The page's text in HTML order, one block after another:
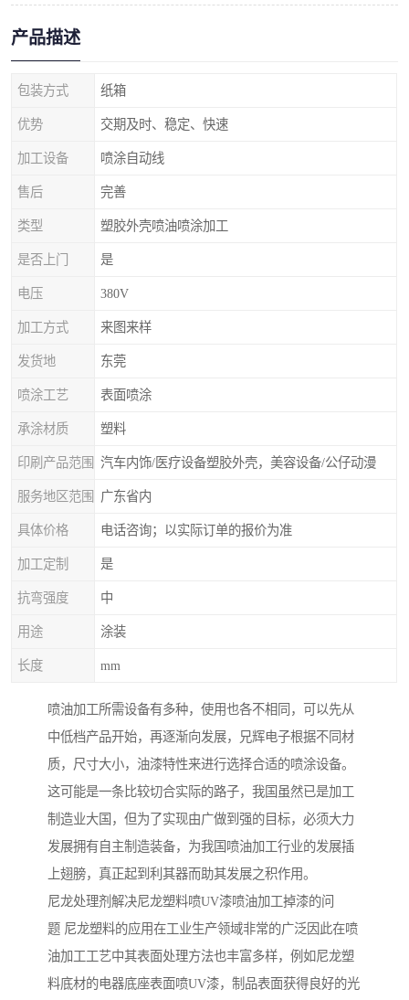
产品描述
包装方式 纸箱
优势 交期及时、稳定、快速
加工设备 喷涂自动线
售后 完善
类型 塑胶外壳喷油喷涂加工
是否上门 是
电压 380V
加工方式 来图来样
发货地 东莞
喷涂工艺 表面喷涂
承涂材质 塑料
印刷产品范围 汽车内饰/医疗设备塑胶外壳，美容设备/公仔动漫
服务地区范围 广东省内
具体价格 电话咨询；以实际订单的报价为准
加工定制 是
抗弯强度 中
用途 涂装
长度 mm
喷油加工所需设备有多种，使用也各不相同，可以先从
中低档产品开始，再逐渐向发展，兄辉电子根据不同材
质，尺寸大小，油漆特性来进行选择合适的喷涂设备。
这可能是一条比较切合实际的路子，我国虽然已是加工
制造业大国，但为了实现由广做到强的目标，必须大力
发展拥有自主制造装备，为我国喷油加工行业的发展插
上翅膀，真正起到利其器而助其发展之积作用。
尼龙处理剂解决尼龙塑料喷UV漆喷油加工掉漆的问
题 尼龙塑料的应用在工业生产领域非常的广泛因此在喷
油加工工艺中其表面处理方法也丰富多样，例如尼龙塑
料底材的电器底座表面喷UV漆，制品表面获得良好的光